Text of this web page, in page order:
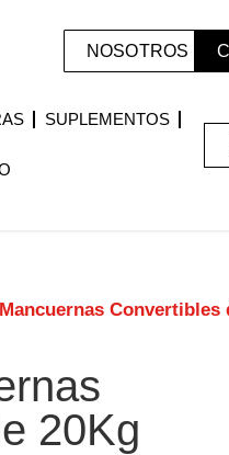
NOSOTROS
SUPLEMENTOS
Convertibles
20Kg